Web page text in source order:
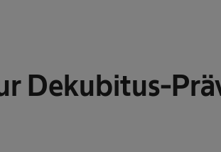
Dekubitus-